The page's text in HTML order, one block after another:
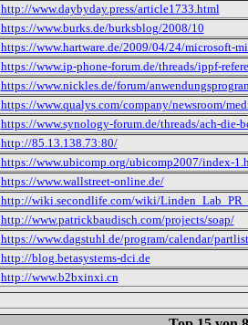
http://www.daybyday.press/article1733.html
https://www.burks.de/burksblog/2008/10
https://www.hartware.de/2009/04/24/microsoft-
https://www.ip-phone-forum.de/threads/ippf-
https://www.nickles.de/forum/
https://www.qualys.com/company/newsroom/
https://www.synology-forum.de/threads/ach-die-
http://85.13.138.73:80/
https://www.ubicomp.org/ubicomp2007/index-
https://www.wallstreet-online.de/
http://wiki.secondlife.com/wiki/
http://www.patrickbaudisch.com/projects/soap/
https://www.dagstuhl.de/program/calendar/
http://blog.betasystems-dci.de
http://www.b2bxinxi.cn